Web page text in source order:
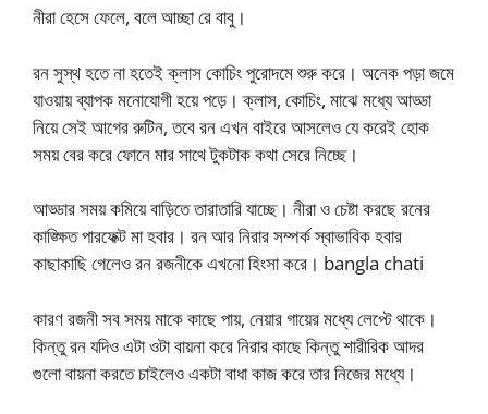
নীরা হেসে ফেলে, বলে আচ্ছা রে বাবু।
রন সুস্থ হতে না হতেই ক্লাস কোচিং পুরোদমে শুরু করে। অনেক পড়া জমে
যাওয়ায় ব্যাপক মনোযোগী হয়ে পড়ে। ক্লাস, কোচিং, মাঝে মধ্যে আড্ডা
নিয়ে সেই আগের রুটিন, তবে রন এখন বাইরে আসলেও যে করেই হোক
সময় বের করে ফোনে মার সাথে টুকটাক কথা সেরে নিচ্ছে।
আড্ডার সময় কমিয়ে বাড়িতে তারাতারি যাচ্ছে। নীরা ও চেষ্টা করছে রনের
কাঙ্ক্ষিত পারফেক্ট মা হবার। রন আর নিরার সম্পর্ক স্বাভাবিক হবার
কাছাকাছি গেলেও রন রজনীকে এখনো হিংসা করে। bangla chati
কারণ রজনী সব সময় মাকে কাছে পায়, নেয়ার গায়ের মধ্যে লেপ্টে থাকে।
কিন্তু রন যদিও এটা ওটা বায়না করে নিরার কাছে কিন্তু শারীরিক আদর
গুলো বায়না করতে চাইলেও একটা বাধা কাজ করে তার নিজের মধ্যে।